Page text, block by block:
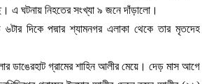
এ ঘটনায় নিহতের সংখ্যা ৯ জনে দাঁড়ালো।
দিকে পদ্মার শ্যামনগর এলাকা থেকে তার মৃতদেহ
ডাঙেরহাট গ্রামের শাহিন আলীর মেয়ে। দেড় মাস আগে